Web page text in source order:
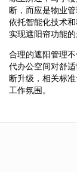
断，而应是物业
依托智能化技术
实现遮阳帘功能
合理的遮阳管理
代办公空间对舒
断升级，相关标
工作氛围。